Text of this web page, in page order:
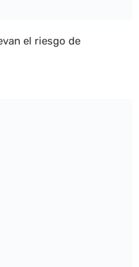
el riesgo de